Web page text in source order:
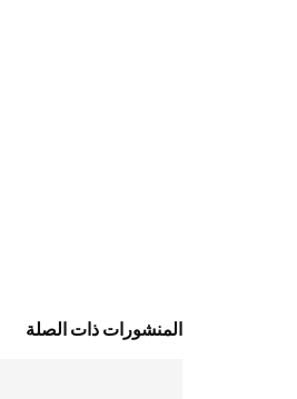
المنشورات ذات الصلة